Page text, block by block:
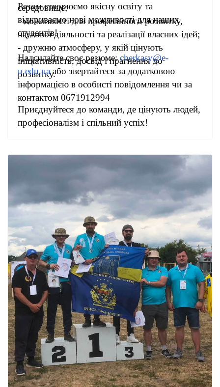
середовище;
- можливості для професійного розвитку,
наукової діяльності та реалізації власних ідей;
- дружню атмосферу, у якій цінують
ініціативність, досвід і прагнення до
розвитку.
Разом створюємо якісну освіту та
відкриваємо нові можливості для наших
студентів!
Надсилайте своє резюме:cherkasy@e-
u.edu.ua або звертайтеся за додатковою
інформацією в особисті повідомлення чи за
контактом 0671912994
Приєднуйтеся до команди, де цінують людей,
професіоналізм і спільний успіх!